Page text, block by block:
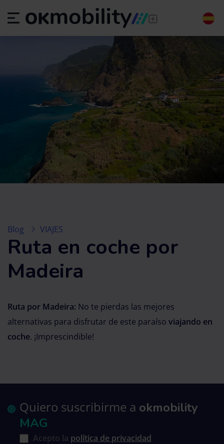
Blog VIAJES
Ruta en coche por
Madeira
Ruta por Madeira: No te pierdas las mejores
alternativas para disfrutar de este paraíso viajando en
coche. ¡Imprescindible!
Quiero suscribirme a okmobility
MAG
Acepto la política de privacidad